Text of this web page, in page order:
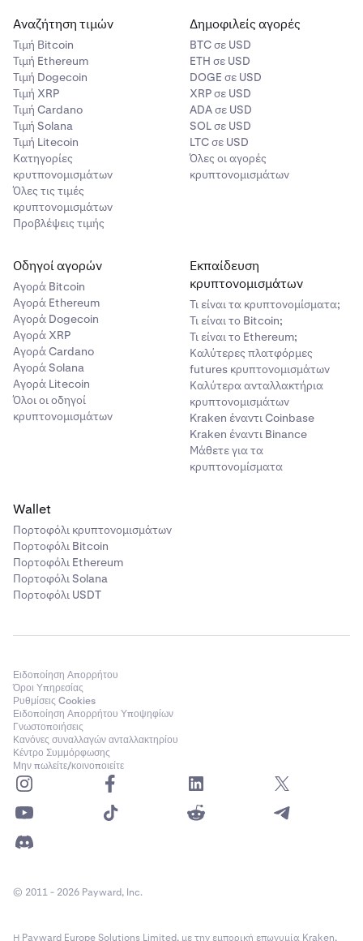
Αναζήτηση τιμών
Τιμή Βitcoin
Τιμή Ethereum
Τιμή Dogecoin
Τιμή XRP
Τιμή Cardano
Τιμή Solana
Τιμή Litecoin
Κατηγορίες
κρυτπονομισμάτων
Όλες τις τιμές
κρυπτονομισμάτων
Προβλέψεις τιμής
Δημοφιλείς αγορές
BTC σε USD
ETH σε USD
DOGE σε USD
XRP σε USD
ADA σε USD
SOL σε USD
LTC σε USD
Όλες οι αγορές
κρυπτονομισμάτων
Οδηγοί αγορών
Αγορά Bitcoin
Αγορά Ethereum
Αγορά Dogecoin
Αγορά XRP
Αγορά Cardano
Αγορά Solana
Αγορά Litecoin
Όλοι οι οδηγοί
κρυπτονομισμάτων
Εκπαίδευση
κρυπτονομισμάτων
Τι είναι τα κρυπτονομίσματα;
Τι είναι το Bitcoin;
Τι είναι το Ethereum;
Καλύτερες πλατφόρμες
futures κρυπτονομισμάτων
Καλύτερα ανταλλακτήρια
κρυπτονομισμάτων
Kraken έναντι Coinbase
Kraken έναντι Binance
Μάθετε για τα
κρυπτονομίσματα
Wallet
Πορτοφόλι κρυπτονομισμάτων
Πορτοφόλι Bitcoin
Πορτοφόλι Ethereum
Πορτοφόλι Solana
Πορτοφόλι USDT
Ειδοποίηση Απορρήτου
Όροι Υπηρεσίας
Ρυθμίσεις Cookies
Ειδοποίηση Απορρήτου Υποψηφίων
Γνωστοποιήσεις
Κανόνες συναλλαγών ανταλλακτηρίου
Κέντρο Συμμόρφωσης
Μην πωλείτε/κοινοποιείτε
© 2011 - 2026 Payward, Inc.
Η Payward Europe Solutions Limited, με την εμπορική επωνυμία Kraken,